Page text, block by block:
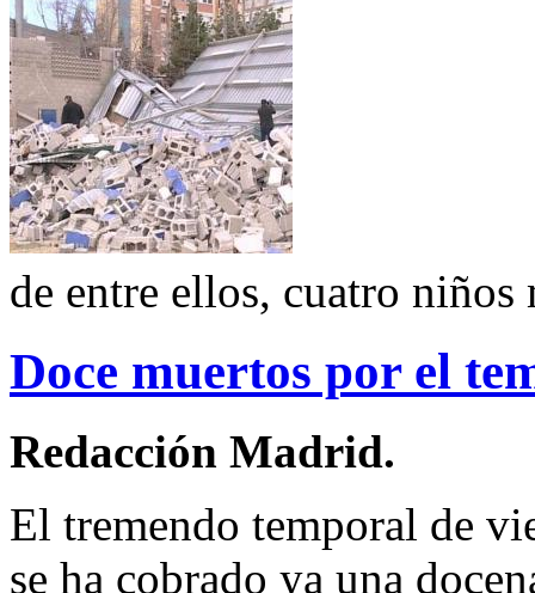
de entre ellos, cuatro
Doce muertos por el
Redacción Madrid.
El tremendo temporal de
se ha cobrado ya una